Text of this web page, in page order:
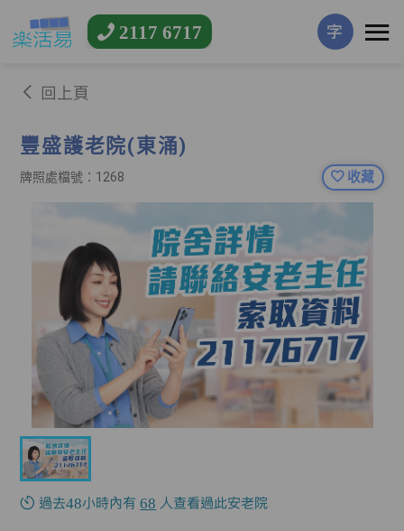
2117 6717 字
回上頁
豐盛護老院(東涌)
牌照處檔號：1268 收藏
過去48小時內有68 人查看過此安老院